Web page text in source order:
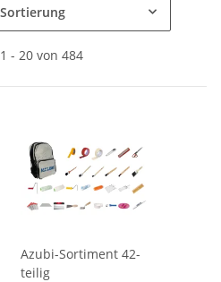
- 20 von 484
Azubi-Sortiment 42-
teilig